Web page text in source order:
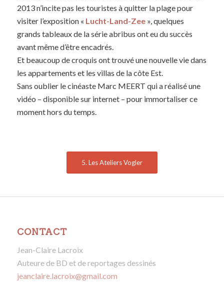
2013 n’incite pas les touristes à quitter la plage pour
visiter l’exposition « Lucht-Land-Zee», quelques
grands tableaux de la série abribus ont eu du succès
avant même d’être encadrés.
Et beaucoup de croquis ont trouvé une nouvelle vie dans
les appartements et les villas de la côte Est.
Sans oublier le cinéaste Marc MEERT qui a réalisé une
vidéo – disponible sur internet – pour immortaliser ce
moment hors du temps.
5. Les Ateliers Vogler
CONTACT
Jean-Claire Lacroix
Auteure de BD et de reportages dessinés
jeanclaire.lacroix@gmail.com